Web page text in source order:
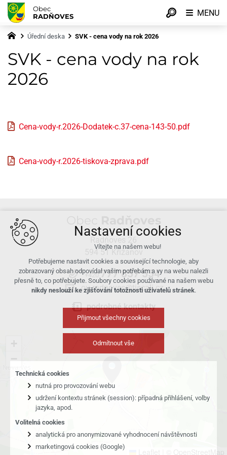
Úřední deska SVK - cena vody na rok 2026
SVK - cena vody na rok
2026
Cena-vody-r.2026-Dodatek-c.37-cena-143-50.pdf
Cena-vody-r.2026-tiskova-zprava.pdf
594 51 Křižanov
+420777 857 554
ou.radnoves@tiscali.cz
podrobné kontakty
−
Obec
RADŇOVES
MENU
Nastavení cookies
Vítejte na našem webu!
Potřebujeme nastavit cookies a související technologie, aby
zobrazovaný obsah odpovídal vašim potřebám a vy na webu nalezli
přesně to, co potřebujete. Soubory cookies používané na našem webu
nikdy neslouží ke zjišťování totožnosti uživatelů stránek.
Přijmout všechny cookies
Odmítnout vše
Technická cookies
nutná pro provozování webu
udržení kontextu stránek (session): případná přihlášení, volby
jazyka, apod.
Volitelná cookies
analytická pro anonymizované vyhodnocení návštěvnosti
marketingová cookies (Google)